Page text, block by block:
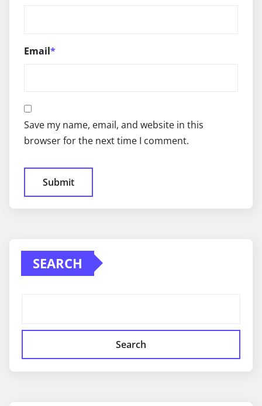
Email*
Save my name, email, and website in this
browser for the next time I comment.
SEARCH
Search